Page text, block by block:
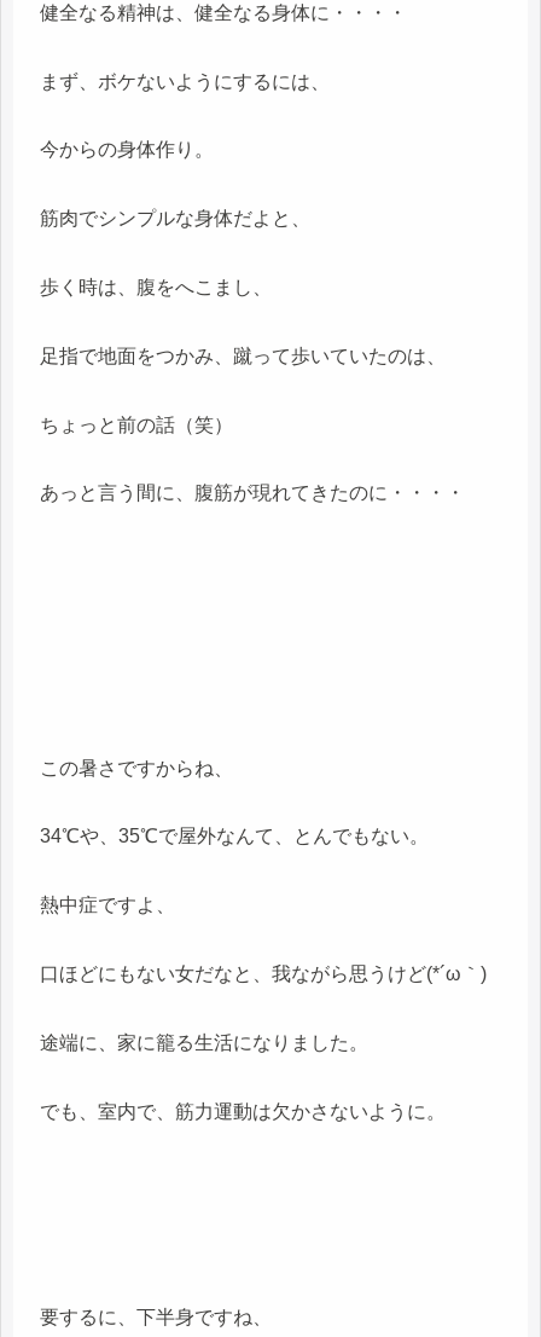
健全なる精神は、健全なる身体に・・・・
まず、ボケないようにするには、
今からの身体作り。
筋肉でシンプルな身体だよと、
歩く時は、腹をへこまし、
足指で地面をつかみ、蹴って歩いていたのは、
ちょっと前の話（笑）
あっと言う間に、腹筋が現れてきたのに・・・・
この暑さですからね、
34℃や、35℃で屋外なんて、とんでもない。
熱中症ですよ、
口ほどにもない女だなと、我ながら思うけど(*´ω｀)
途端に、家に籠る生活になりました。
でも、室内で、筋力運動は欠かさないように。
要するに、下半身ですね、